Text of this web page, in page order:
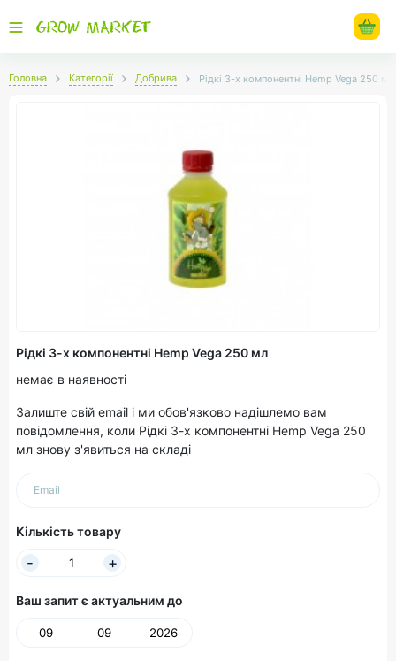
Головна Категорії Добрива Рідкі 3-х компонентні Hemp Vega 250 мл
Рідкі 3-х компонентні Hemp Vega 250 мл
немає в наявності
Залиште свій email і ми обов'язково надішлемо вам
повідомлення, коли Рідкі 3-х компонентні Hemp Vega 250
мл знову з'явиться на складі
Email
Кількість товару
Ваш запит є актуальним до